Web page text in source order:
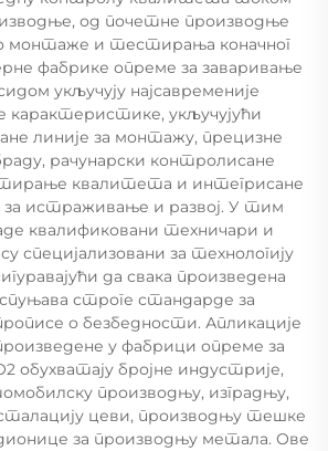
од почетне производње
монтаже и тестирања коначног
фабрике опреме за заваривање
укључују најсавременије
карактеристике, укључујући
линије за монтажу, прецизне
рачунарски контролисане
квалитета и интегрисане
за истраживање и развој. У тим
квалификовани техничари и
специјализовани за технологију
да свака произведена
строге стандарде за
о безбедности. Апликације
у фабрици опреме за
обухватају бројне индустрије,
производњу, изградњу,
цеви, производњу тешке
за производњу метала. Ове